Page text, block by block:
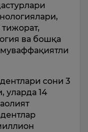
ва бошқа
сони 3
уларда 14